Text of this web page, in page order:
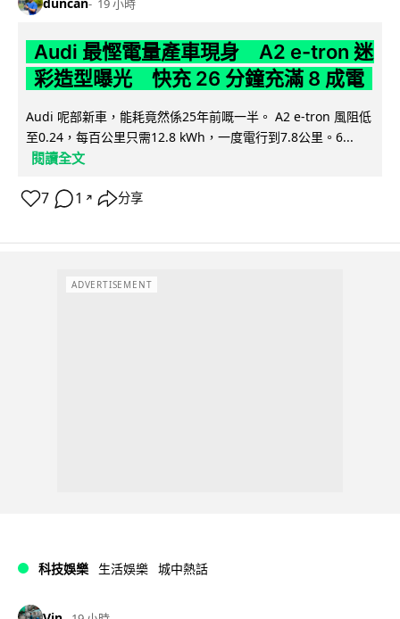
19 小時
Audi 最慳電量產車現身 A2 e-tron 迷
彩造型曝光 快充 26 分鐘充滿 8 成電
Audi 呢部新車，能耗竟然係25年前嘅一半。 A2 e-tron 風阻低
至0.24，每百公里只需12.8 kWh，一度電行到7.8公里。6...
閱讀全文
7 1 ↗ 分享
ADVERTISEMENT
科技娛樂 生活娛樂 城中熱話